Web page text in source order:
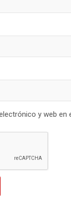
y web